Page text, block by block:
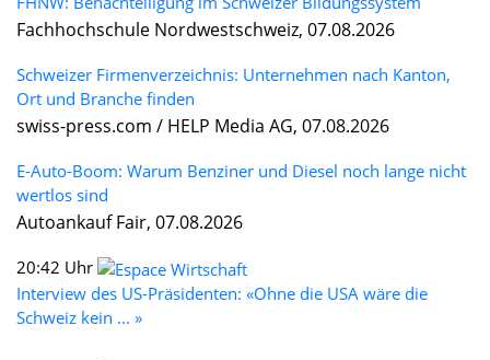
Fachhochschule Nordwestschweiz, 07.08.2026
Schweizer Firmenverzeichnis: Unternehmen nach Kanton,
Ort und Branche finden
swiss-press.com / HELP Media AG, 07.08.2026
E-Auto-Boom: Warum Benziner und Diesel noch lange nicht
wertlos sind
Autoankauf Fair, 07.08.2026
20:42 Uhr
Interview des US-Präsidenten: «Ohne die USA wäre die
Schweiz kein ... »